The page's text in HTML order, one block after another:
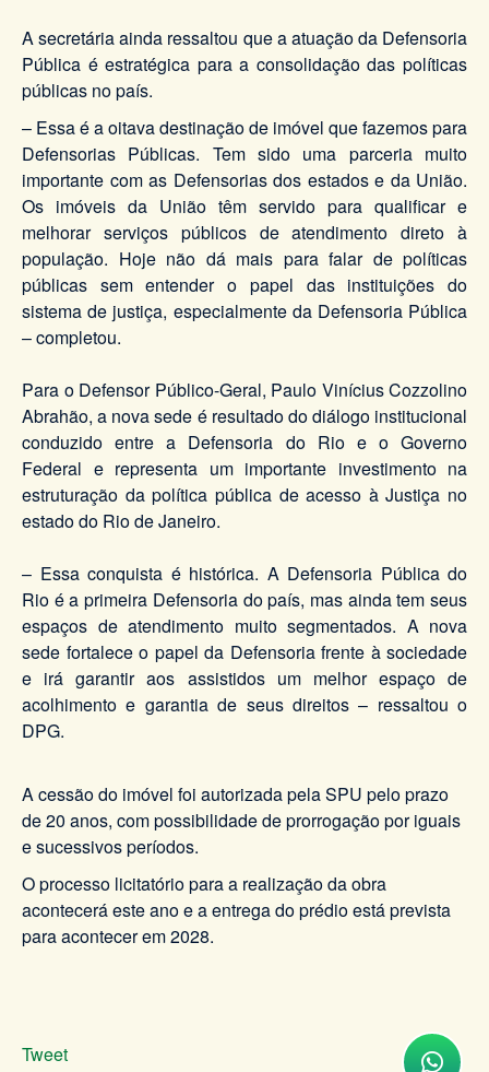
A secretária ainda ressaltou que a atuação da Defensoria
Pública é estratégica para a consolidação das políticas
públicas no país.
– Essa é a oitava destinação de imóvel que fazemos para
Defensorias Públicas. Tem sido uma parceria muito
importante com as Defensorias dos estados e da União.
Os imóveis da União têm servido para qualificar e
melhorar serviços públicos de atendimento direto à
população. Hoje não dá mais para falar de políticas
públicas sem entender o papel das instituições do
sistema de justiça, especialmente da Defensoria Pública
– completou.
Para o Defensor Público-Geral, Paulo Vinícius Cozzolino
Abrahão, a nova sede é resultado do diálogo institucional
conduzido entre a Defensoria do Rio e o Governo
Federal e representa um importante investimento na
estruturação da política pública de acesso à Justiça no
estado do Rio de Janeiro.
– Essa conquista é histórica. A Defensoria Pública do
Rio é a primeira Defensoria do país, mas ainda tem seus
espaços de atendimento muito segmentados. A nova
sede fortalece o papel da Defensoria frente à sociedade
e irá garantir aos assistidos um melhor espaço de
acolhimento e garantia de seus direitos – ressaltou o
DPG.
A cessão do imóvel foi autorizada pela SPU pelo prazo
de 20 anos, com possibilidade de prorrogação por iguais
e sucessivos períodos.
O processo licitatório para a realização da obra
acontecerá este ano e a entrega do prédio está prevista
para acontecer em 2028.
Tweet